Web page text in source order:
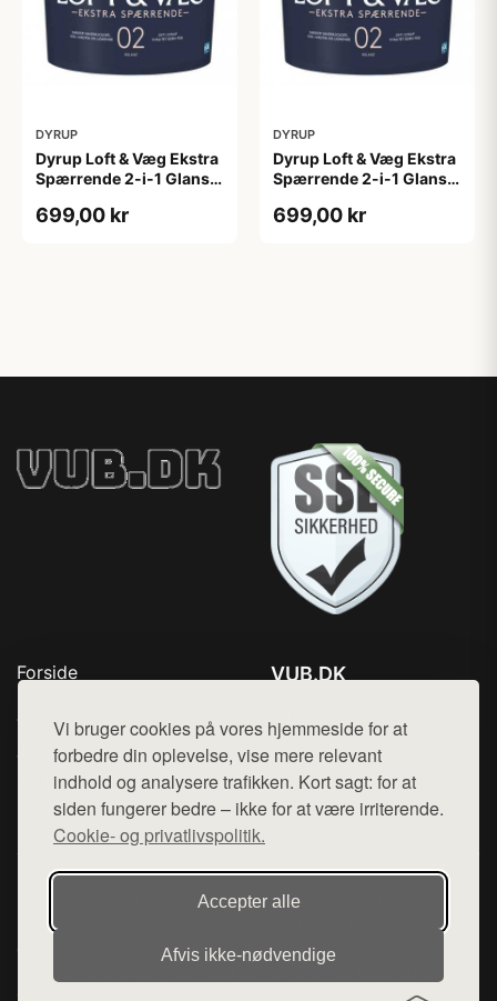
Vi bruger cookies på vores hjemmeside for at
forbedre din oplevelse, vise mere relevant
indhold og analysere trafikken. Kort sagt: for at
siden fungerer bedre – ikke for at være irriterende.
Cookie- og privatlivspolitik.
Accepter alle
Afvis ikke‑nødvendige
DYRUP
Dyrup Loft & Væg Ekstra
Spærrende 2-i-1 Glans 2
699,00 kr
DYRUP
Dyrup Loft & Væg Ekstra
Spærrende 2-i-1 Glans 2
699,00 kr
Forside
Top Rabatter
Jotun maling
Kontakt
VUB.DK
Mail: hej@want.dk
Cookie- og privatlivspolitik
Denne side er en del af want.dk, der udgiver en række
hjemmesider med præsentation af forskellige produkter fra
diverse webshops. Der sælges ikke varer fra denne side - vi
varerne på lager.